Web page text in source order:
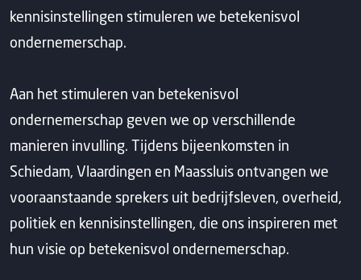
kennisinstellingen stimuleren we betekenisvol
ondernemerschap.
Aan het stimuleren van betekenisvol
ondernemerschap geven we op verschillende
manieren invulling. Tijdens bijeenkomsten in
Schiedam, Vlaardingen en Maassluis ontvangen we
vooraanstaande sprekers uit bedrijfsleven, overheid,
politiek en kennisinstellingen, die ons inspireren met
hun visie op betekenisvol ondernemerschap.